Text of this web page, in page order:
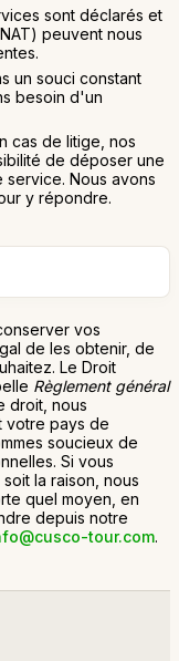
sont déclarés et
peuvent nous
un souci constant
besoin d'un
cas de litige, nos
de déposer une
service. Nous avons
y répondre.
vos
de les obtenir, de
Le Droit
Règlement général
droit, nous
votre pays de
soucieux de
Si vous
la raison, nous
quel moyen, en
depuis notre
tour.com.